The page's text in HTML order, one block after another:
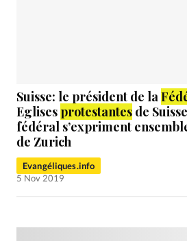
Suisse: le président de la
Eglises protestantes de
fédéral s’expriment
de Zurich
Evangéliques.info
5 Nov 2019